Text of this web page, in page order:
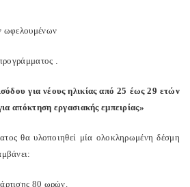
ωφελουμένων
.
για νέους ηλικίας από 25 έως 29 ετών
απόκτηση εργασιακής εμπειρίας»
θα υλοποιηθεί μία ολοκληρωμένη δέσμη
80 ωρών.